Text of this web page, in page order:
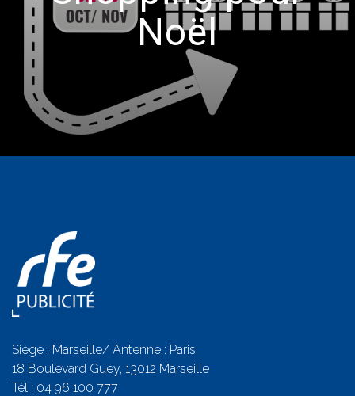
Noël
Siège : Marseille/ Antenne : Paris
18 Boulevard Guey, 13012 Marseille
Tél : 04 96 100 777